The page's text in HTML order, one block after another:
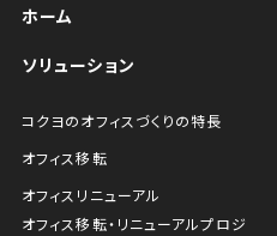
ホーム
ソリューション
コクヨのオフィスづくりの特長
オフィス移転
オフィスリニューアル
オフィス移転・リニューアルプロジ